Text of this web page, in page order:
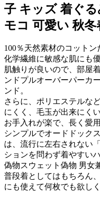
子 キッズ 着ぐ
モコ 可愛い 秋冬
100％天然素材のコットン
化学繊維に敏感な肌にも優
肌触りが良いので、部屋
ンドプルオーバーパーカ
ンド。
さらに、ポリエステルな
にくく、毛玉が出来にくい
お手入れが楽で、長く愛用
シンプルでオードドック
は、流行に左右されない
ションを問わず着やすい
偽物スウェット偽物 男女
普段着としてはもちろん
にも使えて何枚でも欲しく